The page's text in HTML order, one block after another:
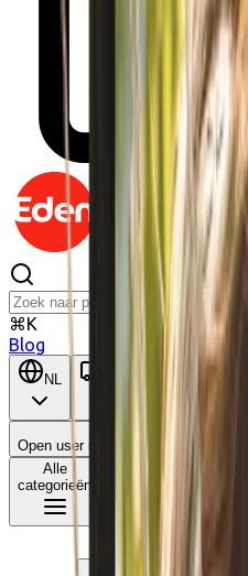
⌘K
Blog
NL
Open user menu
Alle
categorieën